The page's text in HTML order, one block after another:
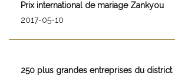
Prix international de mariage Zankyou
2017-05-10
250 plus grandes entreprises du district